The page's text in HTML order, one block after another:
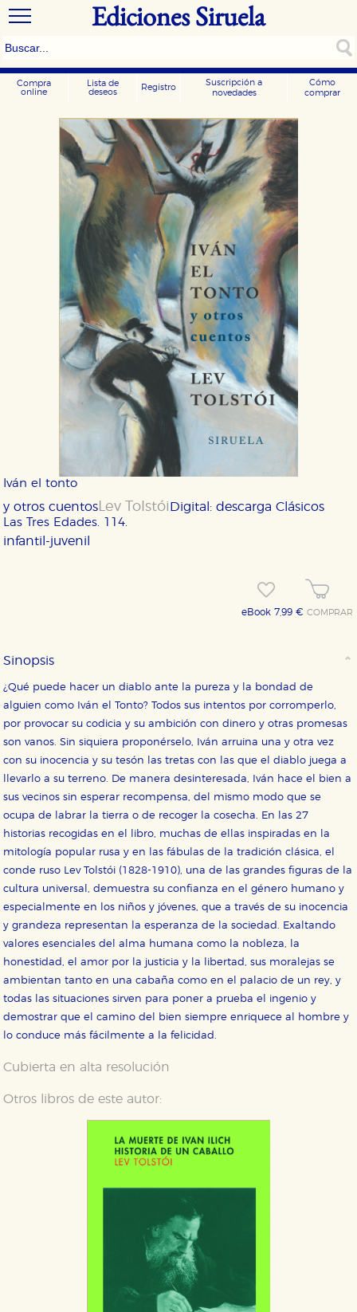
Ediciones Siruela
Compra
online
Lista de
deseos
Registro
Suscripción a
novedades
Cómo
comprar
Iván el tonto
y otros cuentosLev Tolstói
Las Tres Edades. 114.
Digital: descargaClásicos
infantil-juvenil
eBook 7,99 €COMPRAR
Sinopsis
¿Qué puede hacer un diablo ante la pureza y la bondad de
alguien como Iván el Tonto? Todos sus intentos por corromperlo,
por provocar su codicia y su ambición con dinero y otras promesas
son vanos. Sin siquiera proponérselo, Iván arruina una y otra vez
con su inocencia y su tesón las tretas con las que el diablo juega a
llevarlo a su terreno. De manera desinteresada, Iván hace el bien a
sus vecinos sin esperar recompensa, del mismo modo que se
ocupa de labrar la tierra o de recoger la cosecha. En las 27
historias recogidas en el libro, muchas de ellas inspiradas en la
mitología popular rusa y en las fábulas de la tradición clásica, el
conde ruso Lev Tolstói (1828-1910), una de las grandes figuras de la
cultura universal, demuestra su confianza en el género humano y
especialmente en los niños y jóvenes, que a través de su inocencia
y grandeza representan la esperanza de la sociedad. Exaltando
valores esenciales del alma humana como la nobleza, la
honestidad, el amor por la justicia y la libertad, sus moralejas se
ambientan tanto en una cabaña como en el palacio de un rey, y
todas las situaciones sirven para poner a prueba el ingenio y
demostrar que el camino del bien siempre enriquece al hombre y
lo conduce más fácilmente a la felicidad.
Cubierta en alta resolución
Otros libros de este autor:
CONFIGURACIÓN DE COOKIES
HABILITAR TODO RECHAZAR TODO
Cookies necesarias
nuestro sistema. Es posible hacerlo desde el
áreas de nuestra web dejen de funcionar
correctamente.
Estas cookies se utilizan para mejorar su experiencia
de navegación y optimizar el funcionamiento de
Cookies de publicidad y redes sociales
Estas cookies son gestionadas por nuestros socios
publicitarios y se utilizan para mostrar publicidad
relevante para sus intereses en otros sitios. No
almacenan directamente información personal sino
que se basan en la identificación única de su
navegador y dispositivo de internet.